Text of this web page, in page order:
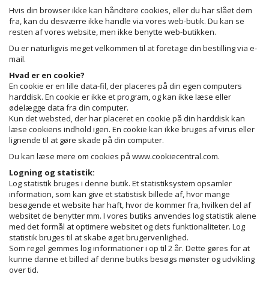
Hvis din browser ikke kan håndtere cookies, eller du har slået dem
fra, kan du desværre ikke handle via vores web-butik. Du kan se
resten af vores website, men ikke benytte web-butikken.
Du er naturligvis meget velkommen til at foretage din bestilling via e-
mail.
Hvad er en cookie?
En cookie er en lille data-fil, der placeres på din egen computers
harddisk. En cookie er ikke et program, og kan ikke læse eller
ødelægge data fra din computer.
Kun det websted, der har placeret en cookie på din harddisk kan
læse cookiens indhold igen. En cookie kan ikke bruges af virus eller
lignende til at gøre skade på din computer.
Du kan læse mere om cookies på www.cookiecentral.com.
Logning og statistik:
Log statistik bruges i denne butik. Et statistiksystem opsamler
information, som kan give et statistisk billede af, hvor mange
besøgende et website har haft, hvor de kommer fra, hvilken del af
websitet de benytter mm. I vores butiks anvendes log statistik alene
med det formål at optimere websitet og dets funktionaliteter. Log
statistik bruges til at skabe øget brugervenlighed.
Som regel gemmes log informationer i op til 2 år. Dette gøres for at
kunne danne et billed af denne butiks besøgs mønster og udvikling
over tid.